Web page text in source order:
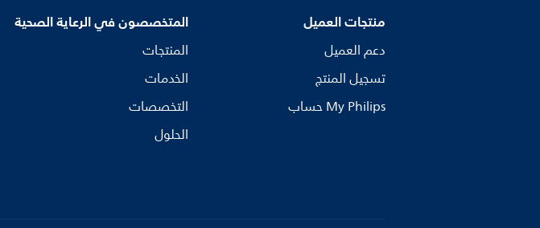
منتجات العميل
دعم العميل
تسجيل المنتج
My Philips حساب
المتخصصون في الرعاية الصحية
المنتجات
الخدمات
التخصصات
الحلول